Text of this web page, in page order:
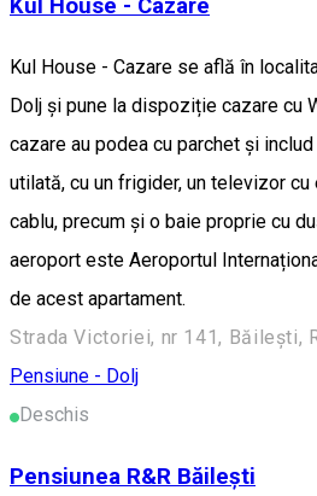
Kul House - Cazare
Kul House - Cazare se află în
Dolj și pune la dispoziție cazare cu
cazare au podea cu parchet și
utilată, cu un frigider, un televizor cu
cablu, precum și o baie proprie cu
aeroport este Aeroportul
de acest apartament.
Strada Victoriei, nr 141, Băilești,
Pensiune - Dolj
Deschis
Pensiunea R&R Băilești